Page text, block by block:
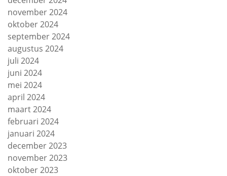
november 2024
oktober 2024
september 2024
augustus 2024
juli 2024
juni 2024
mei 2024
april 2024
maart 2024
februari 2024
januari 2024
december 2023
november 2023
oktober 2023